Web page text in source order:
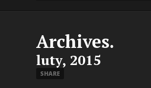
Archives.
luty, 2015
SHARE